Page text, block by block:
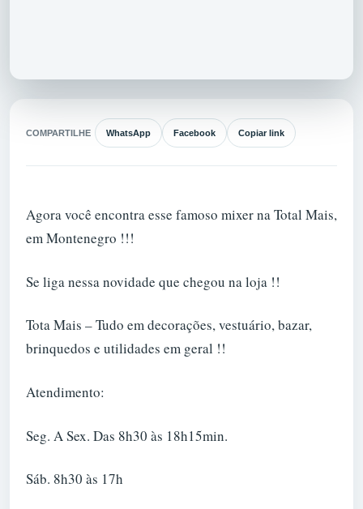
COMPARTILHE WhatsApp Facebook Copiar link
Agora você encontra esse famoso mixer na Total Mais,
em Montenegro !!!
Se liga nessa novidade que chegou na loja !!
Tota Mais – Tudo em decorações, vestuário, bazar,
brinquedos e utilidades em geral !!
Atendimento:
Seg. A Sex. Das 8h30 às 18h15min.
Sáb. 8h30 às 17h